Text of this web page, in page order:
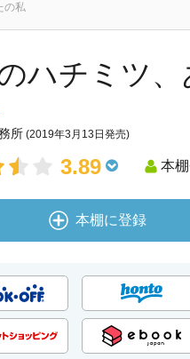
の私
ハチミツ
所 (2019年3月13日発売)
3.89 本
本棚に登録